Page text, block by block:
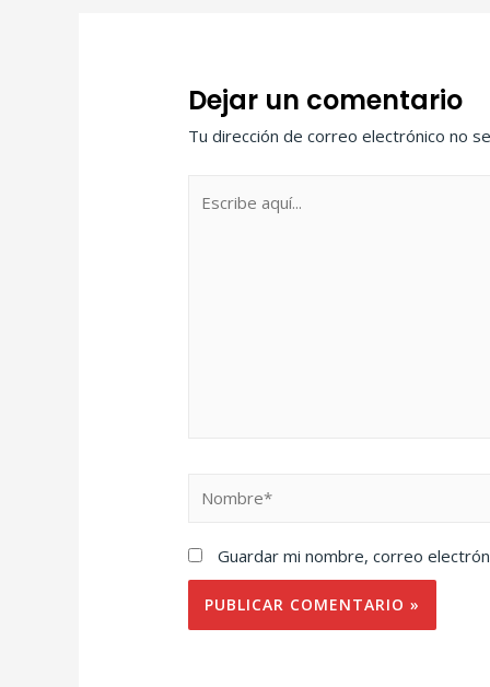
Dejar un comentario
Tu dirección de correo electrónico no
Guardar mi nombre, correo